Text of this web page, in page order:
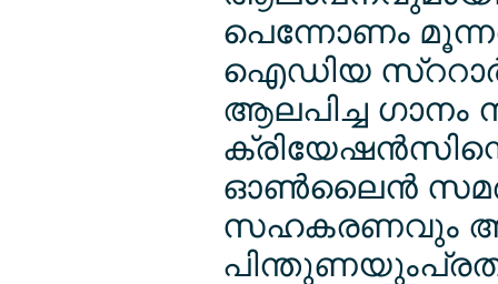
പെന്നോണം
ഐഡിയ സ്ററാര്‍
ആലപിച്ച ഗാനം
ഓണ്‍ലൈന്‍
സഹകരണവും